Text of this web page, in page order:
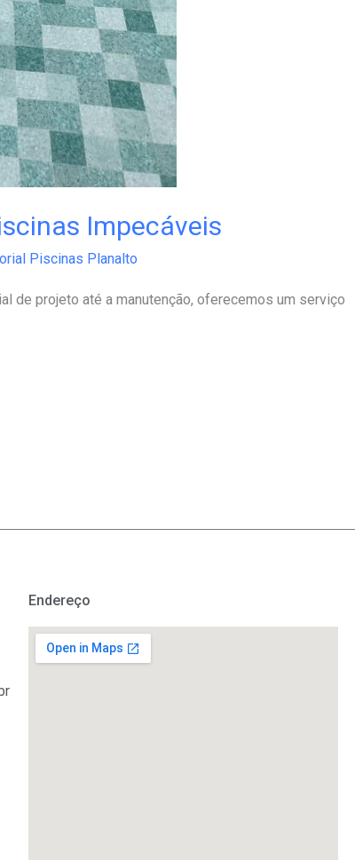
Impecáveis
Piscinas Planalto
de projeto até a manutenção, oferecemos um serviço
Endereço